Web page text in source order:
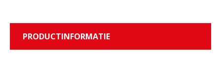
PRODUCTINFORMATIE